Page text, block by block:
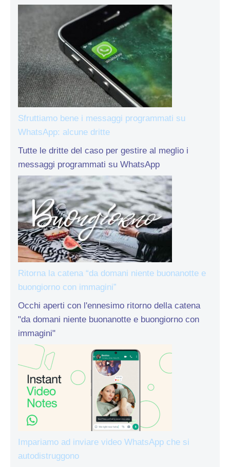
Sfruttiamo bene i messaggi programmati su
WhatsApp: alcune dritte
Tutte le dritte del caso per gestire al meglio i
messaggi programmati su WhatsApp
Ritorna la catena “da domani niente buonanotte e
buongiorno con immagini”
Occhi aperti con l'ennesimo ritorno della catena
"da domani niente buonanotte e buongiorno con
immagini"
Impariamo ad inviare video WhatsApp che si
autodistruggono